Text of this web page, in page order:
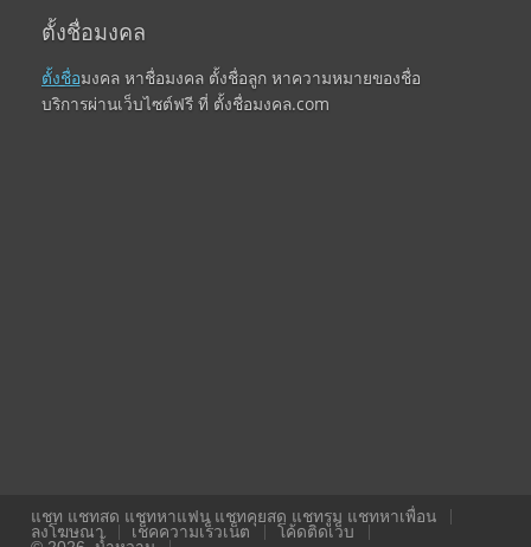
ตั้งชื่อมงคล
ตั้งชื่อมงคล หาชื่อมงคล ตั้งชื่อลูก หาความหมายของชื่อ
บริการผ่านเว็บไซต์ฟรี ที่ ตั้งชื่อมงคล.com
แชท แชทสด แชทหาแฟน แชทคุยสด แชทรูม แชทหาเพื่อน
ลงโฆษณา
เช็คความเร็วเน็ต
โค้ดติดเว็บ